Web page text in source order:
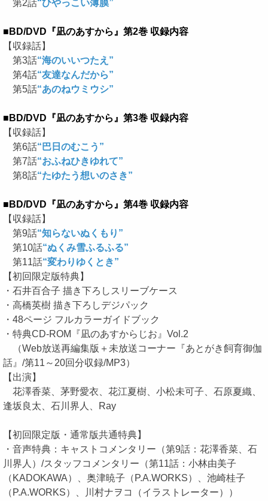
第2話“ひやっこい薄膜”
■BD/DVD『凪のあすから』第2巻 収録内容
【収録話】
第3話“海のいいつたえ”
第4話“友達なんだから”
第5話“あのねウミウシ”
■BD/DVD『凪のあすから』第3巻 収録内容
【収録話】
第6話“巴日のむこう”
第7話“おふねひきゆれて”
第8話“たゆたう想いのさき”
■BD/DVD『凪のあすから』第4巻 収録内容
【収録話】
第9話“知らないぬくもり”
第10話“ぬくみ雪ふるふる”
第11話“変わりゆくとき”
【初回限定版特典】
・石井百合子 描き下ろしスリーブケース
・高橋英樹 描き下ろしデジパック
・48ページ フルカラーガイドブック
・特典CD-ROM『凪のあすからじお』Vol.2
（Web放送再編集版＋未放送コーナー『あとがき飼育御伽
話』/第11～20回分収録/MP3）
【出演】
花澤香菜、茅野愛衣、花江夏樹、小松未可子、石原夏織、
逢坂良太、石川界人、Ray
【初回限定版・通常版共通特典】
・音声特典：キャストコメンタリー（第9話：花澤香菜、石
川界人）/スタッフコメンタリー（第11話：小林由美子
（KADOKAWA）、奥津暁子（P.A.WORKS）、池崎桂子
（P.A.WORKS）、川村ナヲコ（イラストレーター））